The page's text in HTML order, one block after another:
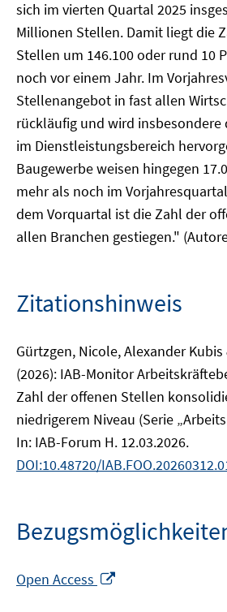
sich im vierten Quartal 2025
Millionen Stellen. Damit liegt die
Stellen um 146.100 oder rund 10
noch vor einem Jahr. Im
Stellenangebot in fast allen
rückläufig und wird insbesondere
im Dienstleistungsbereich
Baugewerbe weisen hingegen
mehr als noch im
dem Vorquartal ist die Zahl der
allen Branchen gestiegen."
Zitationshinweis
Gürtzgen, Nicole, Alexander
(2026): IAB-Monitor
Zahl der offenen Stellen
niedrigerem Niveau (Serie
In: IAB-Forum H. 12.03.2026.
DOI:10.48720/
Open Access